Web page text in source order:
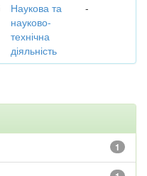
Наукова та
науково-
технічна
діяльність
-
1